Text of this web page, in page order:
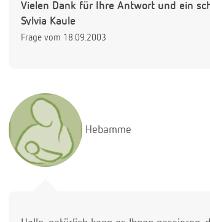
Vielen Dank für Ihre Antwort und ein
Sylvia Kaule
Frage vom 18.09.2003
Hebamme